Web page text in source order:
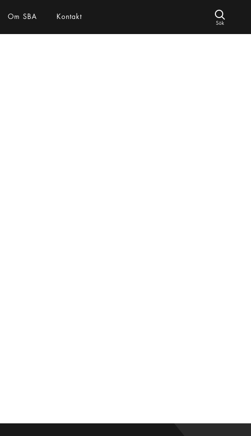
Om SBA Kontakt
Sök